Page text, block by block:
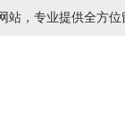
站，专业提供全方位